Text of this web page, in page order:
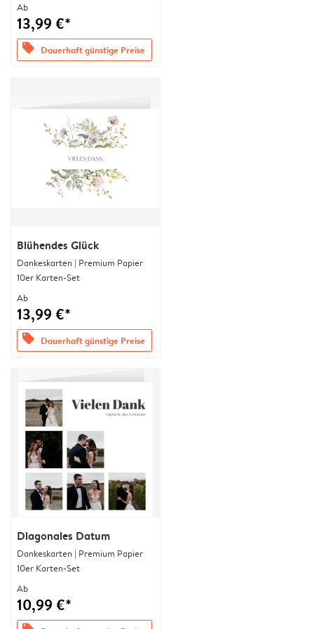
Ab
13,99 €*
offers Dauerhaft günstige Preise
Blühendes Glück
Dankeskarten | Premium Papier
10er Karten-Set
Ab
13,99 €*
offers Dauerhaft günstige Preise
Diagonales Datum
Dankeskarten | Premium Papier
10er Karten-Set
Ab
10,99 €*